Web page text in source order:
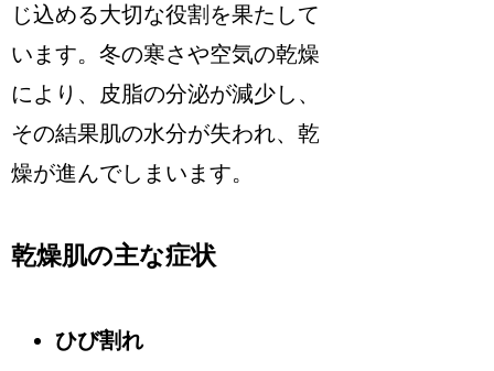
じ込める大切な役割を果たして
います。冬の寒さや空気の乾燥
により、皮脂の分泌が減少し、
その結果肌の水分が失われ、乾
燥が進んでしまいます。
乾燥肌の主な症状
ひび割れ